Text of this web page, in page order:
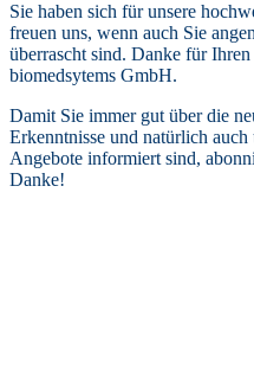
Sie haben sich für unsere
freuen uns, wenn auch Sie
überrascht sind. Danke für
biomedsytems GmbH.
Damit Sie immer gut über die
Erkenntnisse und natürlich auch
Angebote informiert sind,
Danke!